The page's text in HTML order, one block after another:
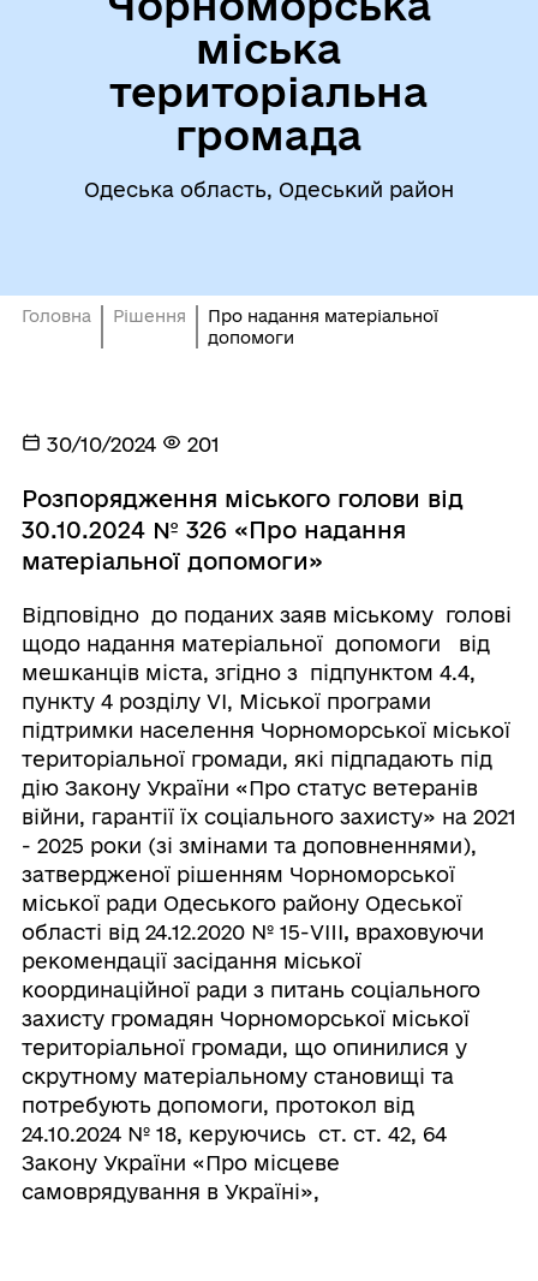
міська
територіальна
громада
Одеська область, Одеський район
Головна Рішення
Про надання матеріальної
допомоги
30/10/2024 201
Розпорядження міського голови від
30.10.2024 № 326 «Про надання
матеріальної допомоги»
Відповідно до поданих заяв міському голові
щодо надання матеріальної допомоги від
мешканців міста, згідно з підпунктом 4.4,
пункту 4 розділу VI, Міської програми
підтримки населення Чорноморської міської
територіальної громади, які підпадають під
дію Закону України «Про статус ветеранів
війни, гарантії їх соціального захисту» на 2021
- 2025 роки (зі змінами та доповненнями),
затвердженої рішенням Чорноморської
міської ради Одеського району Одеської
області від 24.12.2020 № 15-VIII, враховуючи
рекомендації засідання міської
координаційної ради з питань соціального
захисту громадян Чорноморської міської
територіальної громади, що опинилися у
скрутному матеріальному становищі та
потребують допомоги, протокол від
24.10.2024 № 18, керуючись ст. ст. 42, 64
Закону України «Про місцеве
самоврядування в Україні»,